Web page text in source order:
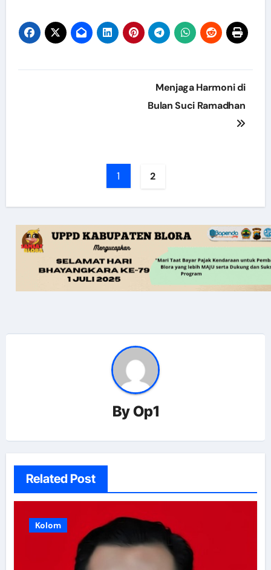
Menjaga Harmoni di
Bulan Suci Ramadhan
1 2
ByOp1
Related Post
Kolom